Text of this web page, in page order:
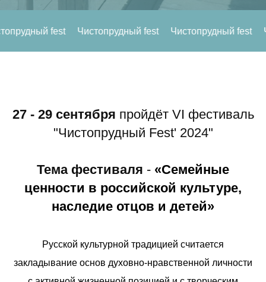
fest Чистопрудный fest Чистопрудный fest
27 - 29 сентября пройдёт VI фестиваль
"Чистопрудный Fest' 2024"
Тема фестиваля - «Семейные
ценности в российской культуре,
наследие отцов и детей»
Русской культурной традицией считается
закладывание основ духовно-нравственной личности